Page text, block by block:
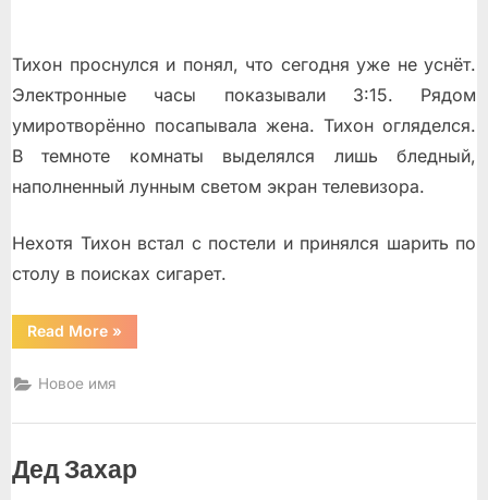
Тихон проснулся и понял, что сегодня уже не уснёт.
Электронные часы показывали 3:15. Рядом
умиротворённо посапывала жена. Тихон огляделся.
В темноте комнаты выделялся лишь бледный,
наполненный лунным светом экран телевизора.
Нехотя Тихон встал с постели и принялся шарить по
столу в поисках сигарет.
Read More“Голубь”
»
Новое имя
Дед Захар